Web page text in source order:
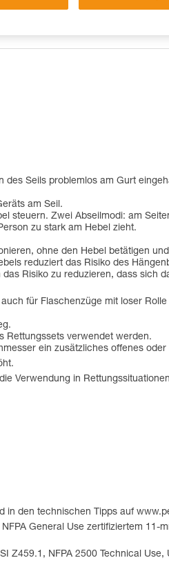
Seils problemlos am Gurt
am Seil.
steuern. Zwei Abseilmodi: am
zu stark am Hebel zieht.
ohne den Hebel betätigen
reduziert das Risiko des
Risiko zu reduzieren, dass sich
für Flaschenzüge mit loser
Rettungssets verwendet werden.
ein zusätzliches offenes
Verwendung in
in den technischen Tipps auf
General Use zertifiziertem 11-
Z459.1, NFPA 2500 Technical